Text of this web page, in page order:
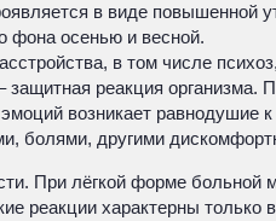
в виде повышенной
фона осенью и весной.
в том числе
реакция
возникает равнодушие
болями, другими
При лёгкой форме больной
реакции характерны только